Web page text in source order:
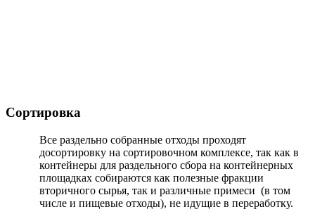
Сортировка
Все раздельно собранные отходы проходят
досортировку на сортировочном комплексе, так как в
контейнеры для раздельного сбора на контейнерных
площадках собираются как полезные фракции
вторичного сырья, так и различные примеси (в том
числе и пищевые отходы), не идущие в переработку.